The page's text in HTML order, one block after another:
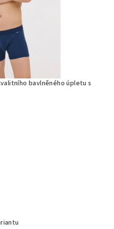
bavlněného úpletu s